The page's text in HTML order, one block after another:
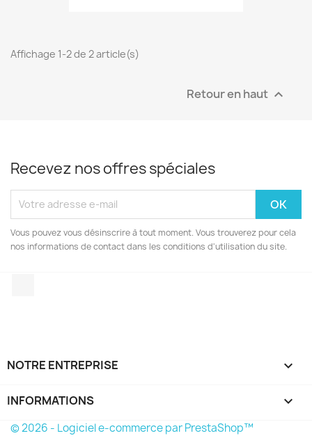
Affichage 1-2 de 2 article(s)
Retour en haut 
Recevez nos offres spéciales
Vous pouvez vous désinscrire à tout moment. Vous trouverez pour cela
nos informations de contact dans les conditions d'utilisation du site.
NOTRE ENTREPRISE 
INFORMATIONS keyboard_arrow_down
© 2026 - Logiciel e-commerce par PrestaShop™